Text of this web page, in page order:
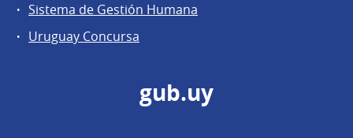
Sistema de Gestión Humana
Uruguay Concursa
gub.uy